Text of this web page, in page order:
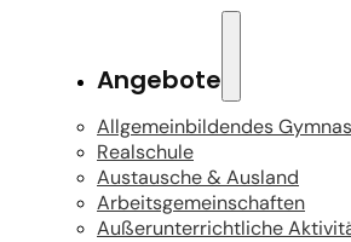
Angebote
Allgemeinbildendes
Realschule
Austausche & Ausland
Arbeitsgemeinschaften
Außerunterrichtliche